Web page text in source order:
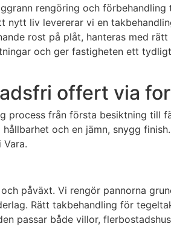
rengöring och
liv levererar vi en
rost på plåt, hanteras med
och ger fastigheten ett
offert via
process från första besiktning till
och en jämn, snygg
påväxt. Vi rengör pannorna
Rätt takbehandling för
passar både villor,